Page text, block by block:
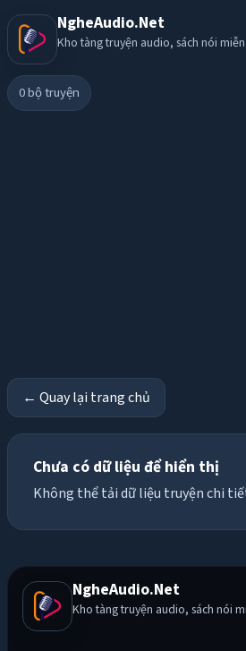
NgheAudio.Net
Kho tàng truyện audio, sách nói
0bộ truyện
← Quay lại trang chủ
Chưa có dữ liệu để hiển thị
Không thể tải dữ liệu truyện chi
NgheAudio.Net
Kho tàng truyện audio, sách nói